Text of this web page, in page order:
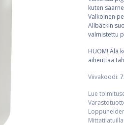
kuten
Valkoinen
Allbäckin
valmistettu
HUOM! Älä
aiheuttaa
Viivakoodi:
Lue